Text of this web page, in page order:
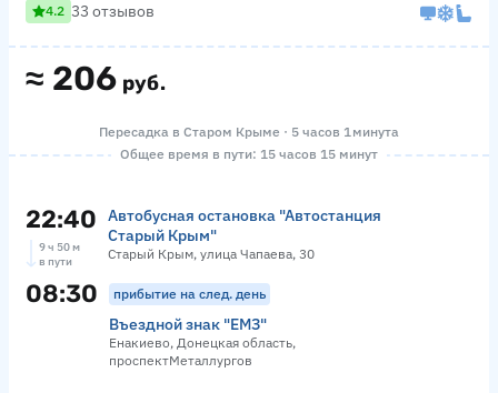
≈ 206 руб.
4.2 33 отзывов
Пересадка в Старом Крыме · 5 часов 1 минута
Общее время в пути: 15 часов 15 минут
22:40
Автобусная остановка "Автостанция
Старый Крым"
Старый Крым, улица Чапаева, 30
9 ч 50 м
в пути
08:30 прибытие на след. день
Въездной знак "ЕМЗ"
Енакиево, Донецкая область,
проспектМеталлургов